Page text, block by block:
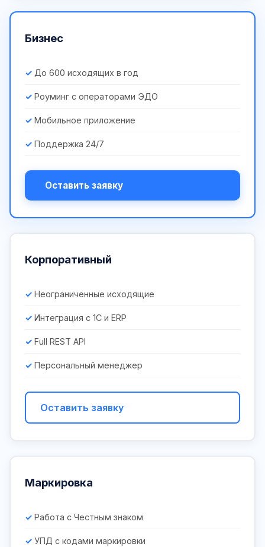
Бизнес
До 600 исходящих в год
Роуминг с операторами ЭДО
Мобильное приложение
Поддержка 24/7
Оставить заявку
Корпоративный
Неограниченные исходящие
Интеграция с 1С и ERP
Full REST API
Персональный менеджер
Оставить заявку
Маркировка
Работа с Честным знаком
УПД с кодами маркировки